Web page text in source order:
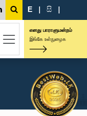
E | සි |
எனது பாராளுமன்றம்
இங்கே உள்நுழைக